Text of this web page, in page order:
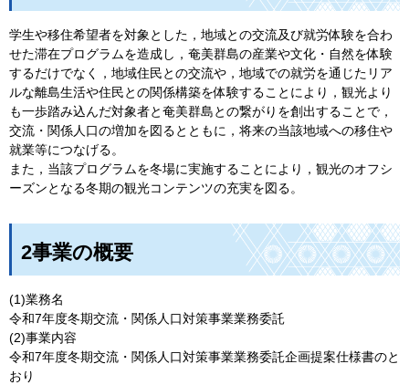
学生や移住希望者を対象とした，地域との交流及び就労体験を合わ
せた滞在プログラムを造成し，奄美群島の産業や文化・自然を体験
するだけでなく，地域住民との交流や，地域での就労を通じたリア
ルな離島生活や住民との関係構築を体験することにより，観光より
も一歩踏み込んだ対象者と奄美群島との繋がりを創出することで，
交流・関係人口の増加を図るとともに，将来の当該地域への移住や
就業等につなげる。
また，当該プログラムを冬場に実施することにより，観光のオフシ
ーズンとなる冬期の観光コンテンツの充実を図る。
2事業の概要
(1)業務名
令和7年度冬期交流・関係人口対策事業業務委託
(2)事業内容
令和7年度冬期交流・関係人口対策事業業務委託企画提案仕様書のと
おり